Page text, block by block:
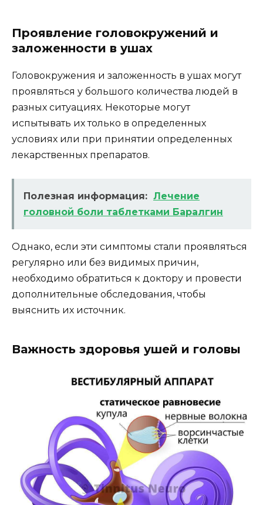
Проявление головокружений и
заложенности в ушах
Головокружения и заложенность в ушах могут
проявляться у большого количества людей в
разных ситуациях. Некоторые могут
испытывать их только в определенных
условиях или при принятии определенных
лекарственных препаратов.
Полезная информация: Лечение
головной боли таблетками Баралгин
Однако, если эти симптомы стали проявляться
регулярно или без видимых причин,
необходимо обратиться к доктору и провести
дополнительные обследования, чтобы
выяснить их источник.
Важность здоровья ушей и головы